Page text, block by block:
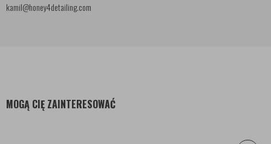
kamil@honey4detailing.com
MOGĄ CIĘ ZAINTERESOWAĆ